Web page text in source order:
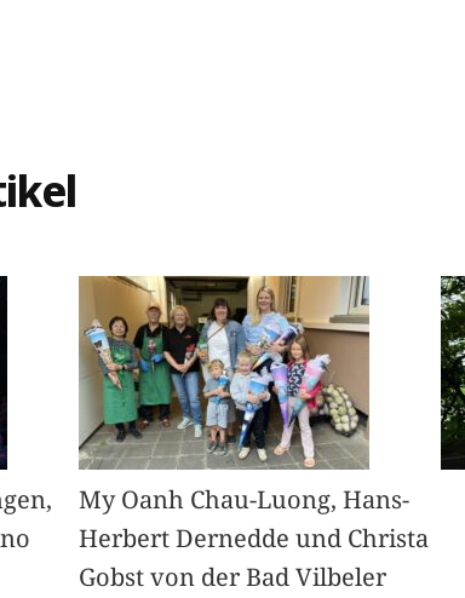
My Oanh Chau-Luong, Hans-
Herbert Dernedde und Christa
Gobst von der Bad Vilbeler